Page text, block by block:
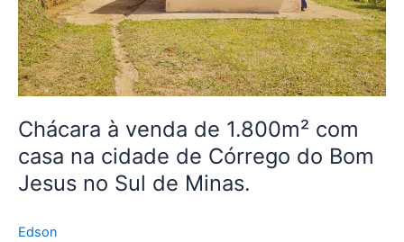
Chácara à venda de 1.800m² com
casa na cidade de Córrego do Bom
Jesus no Sul de Minas.
Edson
cidade
de
Córrego
do
Bom
no
Sul
de